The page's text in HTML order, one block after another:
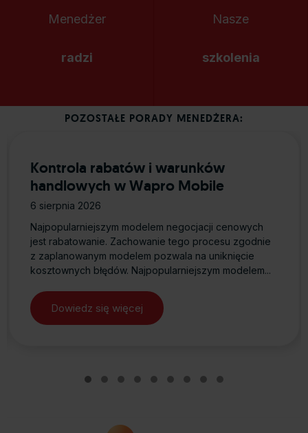
Menedżer
radzi
Nasze
szkolenia
POZOSTAŁE PORADY MENEDŻERA:
– najczęstsze problemy i konkretne rozwiązania w Wapro
Kontrola rabatów i warunków
handlowych w Wapro Mobile
6 sierpnia 2026
Najpopularniejszym modelem negocjacji cenowych
jest rabatowanie. Zachowanie tego procesu zgodnie
z zaplanowanym modelem pozwala na uniknięcie
kosztownych błędów. Najpopularniejszym modelem...
Dowiedz się więcej about Kontrola rabatów i